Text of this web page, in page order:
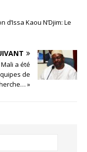
Kaou N’Djim: Le
a été
de
»